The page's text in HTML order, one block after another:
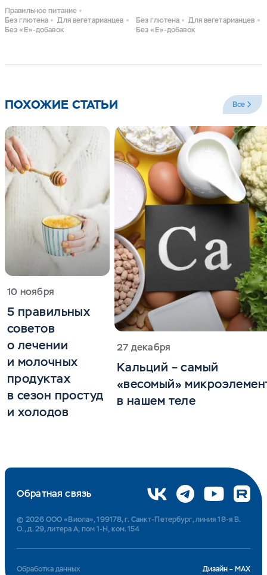
Правильное питание
Без глютена
Для вегетарианцев
Без «Е»-добавок
Без глютена
Для вегетарианцев
Без «Е»-добавок
ПОХОЖИЕ СТАТЬИ Все
10 ноября
5 правильных
советов
о лечении
и молочных
продуктах
в сезон простуд
и холодов
27 декабря
Кальций – самый
«весомый»
в нашем теле
Дизайн – MAX
Обработка данных
Обратная связь
© 2026 ООО «Виола», 199178, г. Санкт-Петербург, линия 18-я В.
О., д. 29, литера А, пом 1-Н, ком. 154